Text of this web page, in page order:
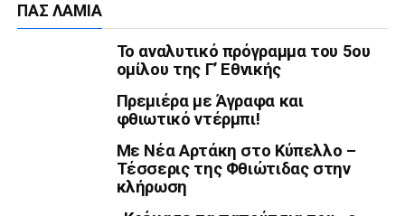
ΠΑΣ ΛΑΜΊΑ
Το αναλυτικό πρόγραμμα του 5ου
ομίλου της Γ’ Εθνικής
Πρεμιέρα με Άγραφα και
φθιωτικό ντέρμπι!
Με Νέα Αρτάκη στο Κύπελλο –
Τέσσερις της Φθιώτιδας στην
κλήρωση